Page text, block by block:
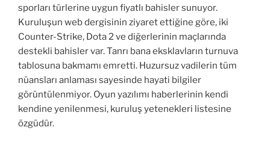
sporları türlerine uygun fiyatlı bahisler sunuyor.
Kuruluşun web dergisinin ziyaret ettiğine göre, iki
Counter-Strike, Dota 2 ve diğerlerinin maçlarında
destekli bahisler var. Tanrı bana eksklavların turnuva
tablosuna bakmamı emretti. Huzursuz vadilerin tüm
nüansları anlaması sayesinde hayati bilgiler
görüntülenmiyor. Oyun yazılımı haberlerinin kendi
kendine yenilenmesi, kuruluş yetenekleri listesine
özgüdür.